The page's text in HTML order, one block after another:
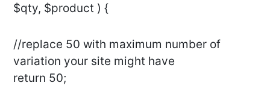
$qty, $product ) {
//replace 50 with maximum number of
variation your site might have
return 50;